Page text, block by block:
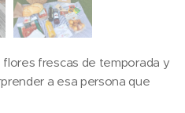
frescas de temporada y
a esa persona que